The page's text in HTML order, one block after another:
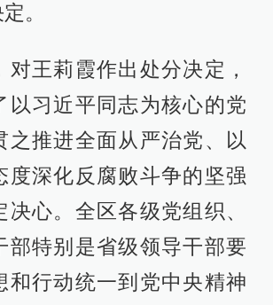
。
对王莉霞作出处分决定，
以习近平同志为核心的党
之推进全面从严治党、以
度深化反腐败斗争的坚强
决心。全区各级党组织、
部特别是省级领导干部要
和行动统一到党中央精神